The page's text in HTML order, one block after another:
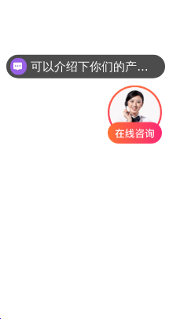
可以介绍下你们的产品么